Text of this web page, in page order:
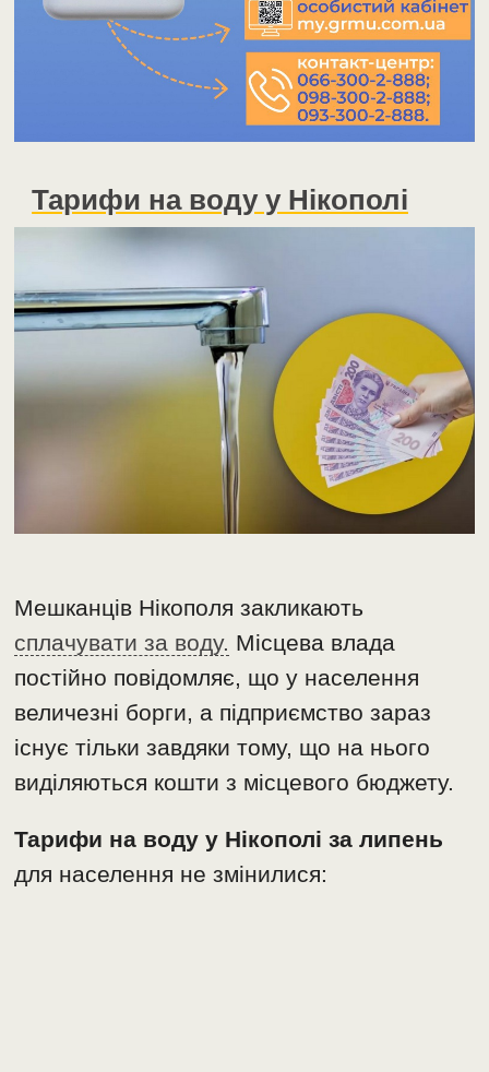
Тарифи на воду у Нікополі
Мешканців Нікополя закликають
сплачувати за воду. Місцева влада
постійно повідомляє, що у населення
величезні борги, а підприємство зараз
існує тільки завдяки тому, що на нього
виділяються кошти з місцевого бюджету.
Тарифи на воду у Нікополі за липень
для населення не змінилися: